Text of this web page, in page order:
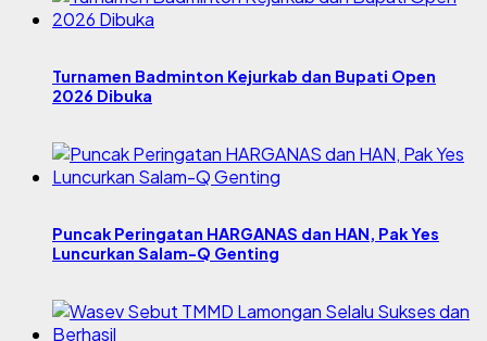
Turnamen Badminton Kejurkab dan Bupati Open
2026 Dibuka
Puncak Peringatan HARGANAS dan HAN, Pak Yes
Luncurkan Salam-Q Genting